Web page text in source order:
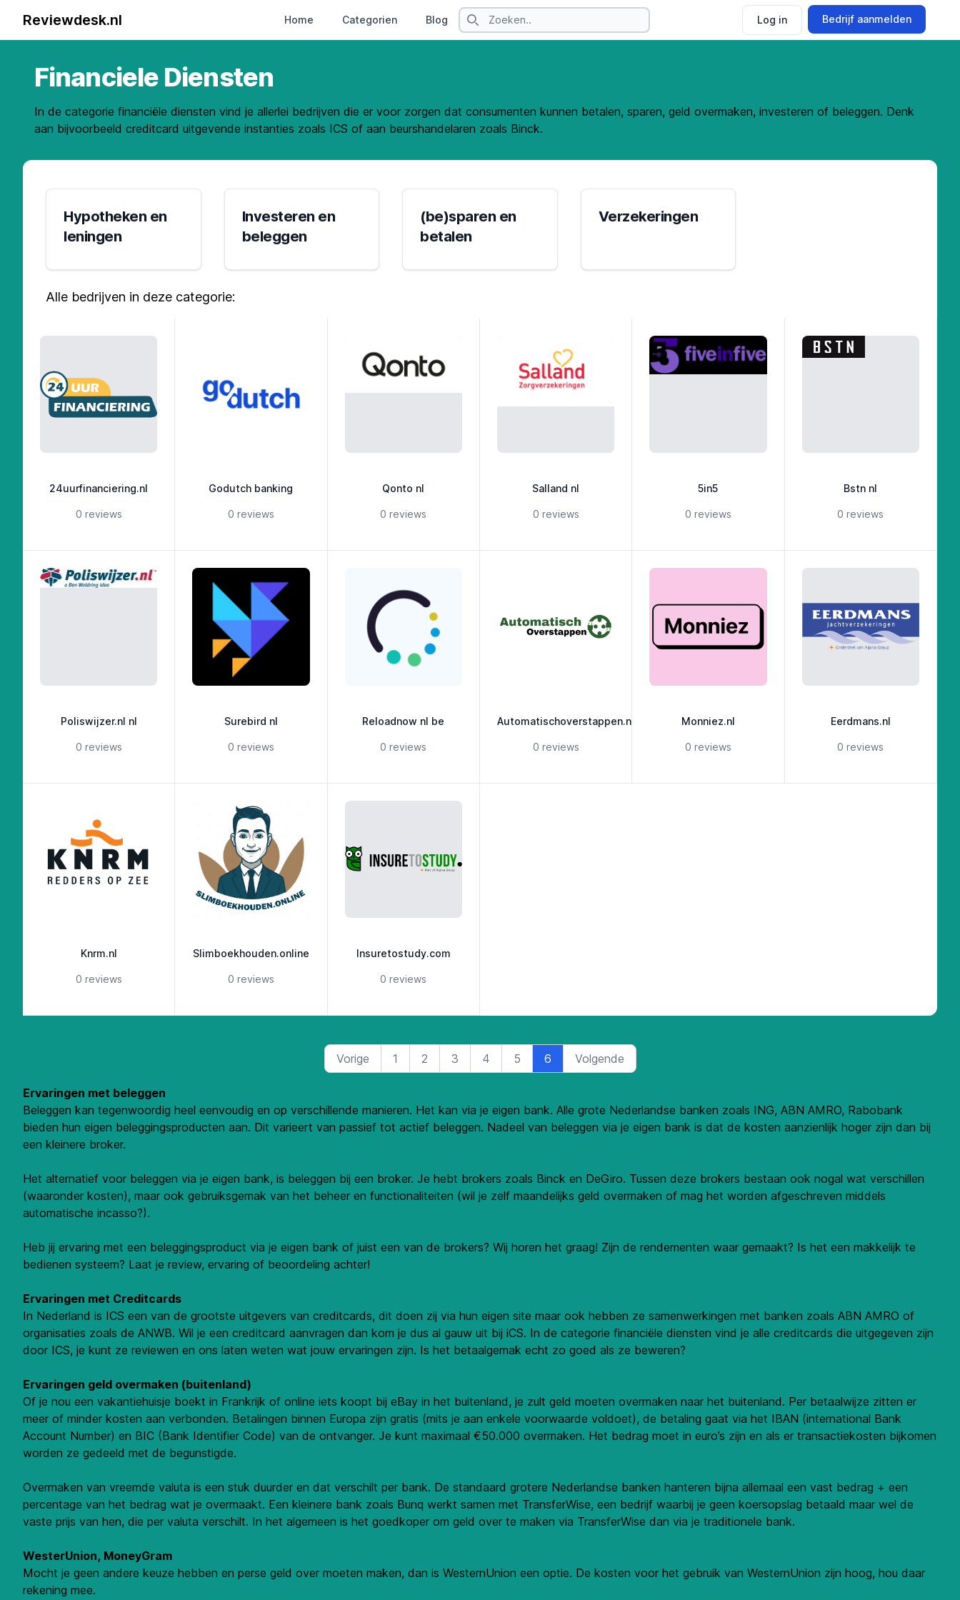
Reviewdesk.nl Home Categorien Blog Contact
Search
Log in Bedrijf aanmelden
Financiele Diensten
In de categorie financiële diensten vind je allerlei bedrijven die er voor zorgen dat consumenten kunnen betalen, sparen, geld overmaken, investeren of beleggen. Denk
aan bijvoorbeeld creditcard uitgevende instanties zoals ICS of aan beurshandelaren zoals Binck.
Hypotheken en
leningen
Investeren en
beleggen
(be)sparen en
betalen
Verzekeringen
Alle bedrijven in deze categorie:
24uurfinanciering.nl
5 out of 5 stars
0 reviews
Godutch banking
5 out of 5 stars
0 reviews
Qonto nl
5 out of 5 stars
0 reviews
Salland nl
5 out of 5 stars
0 reviews
5in5
5 out of 5 stars
0 reviews
Bstn nl
5 out of 5 stars
0 reviews
Poliswijzer.nl nl
5 out of 5 stars
0 reviews
Surebird nl
5 out of 5 stars
0 reviews
Reloadnow nl be
5 out of 5 stars
0 reviews
Automatischoverstappen.nl
5 out of 5 stars
0 reviews
Monniez.nl
5 out of 5 stars
0 reviews
Eerdmans.nl
5 out of 5 stars
0 reviews
Knrm.nl
5 out of 5 stars
0 reviews
Slimboekhouden.online
5 out of 5 stars
0 reviews
Insuretostudy.com
5 out of 5 stars
0 reviews
Vorige 1 2 3 4 5 6 Volgende
Ervaringen met beleggen
Beleggen kan tegenwoordig heel eenvoudig en op verschillende manieren. Het kan via je eigen bank. Alle grote Nederlandse banken zoals ING, ABN AMRO, Rabobank
bieden hun eigen beleggingsproducten aan. Dit varieert van passief tot actief beleggen. Nadeel van beleggen via je eigen bank is dat de kosten aanzienlijk hoger zijn dan bij
een kleinere broker.
Het alternatief voor beleggen via je eigen bank, is beleggen bij een broker. Je hebt brokers zoals Binck en DeGiro. Tussen deze brokers bestaan ook nogal wat verschillen
(waaronder kosten), maar ook gebruiksgemak van het beheer en functionaliteiten (wil je zelf maandelijks geld overmaken of mag het worden afgeschreven middels
automatische incasso?).
Heb jij ervaring met een beleggingsproduct via je eigen bank of juist een van de brokers? Wij horen het graag! Zijn de rendementen waar gemaakt? Is het een makkelijk te
bedienen systeem? Laat je review, ervaring of beoordeling achter!
Ervaringen met Creditcards
In Nederland is ICS een van de grootste uitgevers van creditcards, dit doen zij via hun eigen site maar ook hebben ze samenwerkingen met banken zoals ABN AMRO of
organisaties zoals de ANWB. Wil je een creditcard aanvragen dan kom je dus al gauw uit bij iCS. In de categorie financiële diensten vind je alle creditcards die uitgegeven zijn
door ICS, je kunt ze reviewen en ons laten weten wat jouw ervaringen zijn. Is het betaalgemak echt zo goed als ze beweren?
Ervaringen geld overmaken (buitenland)
Of je nou een vakantiehuisje boekt in Frankrijk of online iets koopt bij eBay in het buitenland, je zult geld moeten overmaken naar het buitenland. Per betaalwijze zitten er
meer of minder kosten aan verbonden. Betalingen binnen Europa zijn gratis (mits je aan enkele voorwaarde voldoet), de betaling gaat via het IBAN (international Bank
Account Number) en BIC (Bank Identifier Code) van de ontvanger. Je kunt maximaal €50.000 overmaken. Het bedrag moet in euro’s zijn en als er transactiekosten bijkomen
worden ze gedeeld met de begunstigde.
Overmaken van vreemde valuta is een stuk duurder en dat verschilt per bank. De standaard grotere Nederlandse banken hanteren bijna allemaal een vast bedrag + een
percentage van het bedrag wat je overmaakt. Een kleinere bank zoals Bunq werkt samen met TransferWise, een bedrijf waarbij je geen koersopslag betaald maar wel de
vaste prijs van hen, die per valuta verschilt. In het algemeen is het goedkoper om geld over te maken via TransferWise dan via je traditionele bank.
WesterUnion, MoneyGram
Mocht je geen andere keuze hebben en perse geld over moeten maken, dan is WesternUnion een optie. De kosten voor het gebruik van WesternUnion zijn hoog, hou daar
rekening mee.